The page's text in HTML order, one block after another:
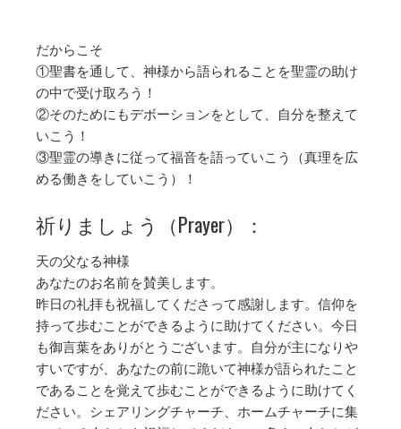
だからこそ
①聖書を通して、神様から語られることを聖霊の助け
の中で受け取ろう！
②そのためにもデボーションをとして、自分を整えて
いこう！
③聖霊の導きに従って福音を語っていこう（真理を広
める働きをしていこう）！
祈りましょう（Prayer）：
天の父なる神様
あなたのお名前を賛美します。
昨日の礼拝も祝福してくださって感謝します。信仰を
持って歩むことができるように助けてください。今日
も御言葉をありがとうございます。自分が主になりや
すいですが、あなたの前に跪いて神様が語られたこと
であることを覚えて歩むことができるように助けてく
ださい。シェアリングチャーチ、ホームチャーチに集